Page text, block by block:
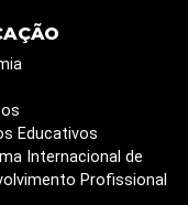
Educativos
Internacional de
Profissional